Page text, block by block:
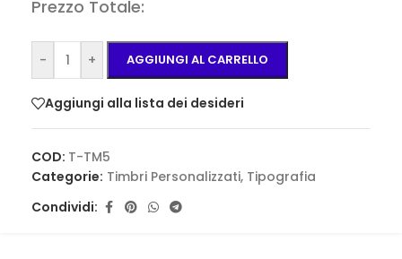
Prezzo Totale:
- + AGGIUNGI AL CARRELLO
Aggiungi alla lista dei desideri
COD: T-TM5
Categorie: Timbri Personalizzati, Tipografia
Condividi: